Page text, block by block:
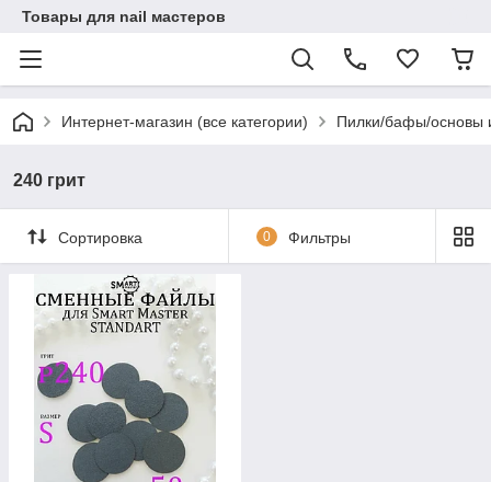
Товары для nail мастеров
Интернет-магазин (все категории) Пилки/бафы/
240 грит
Сортировка 0 Фильтры